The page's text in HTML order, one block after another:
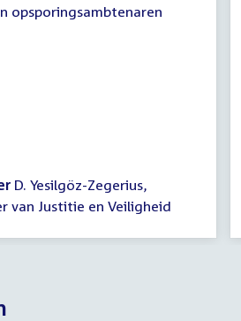
opsporingsambtenaren
D. Yesilgöz-Zegerius,
van Justitie en Veiligheid